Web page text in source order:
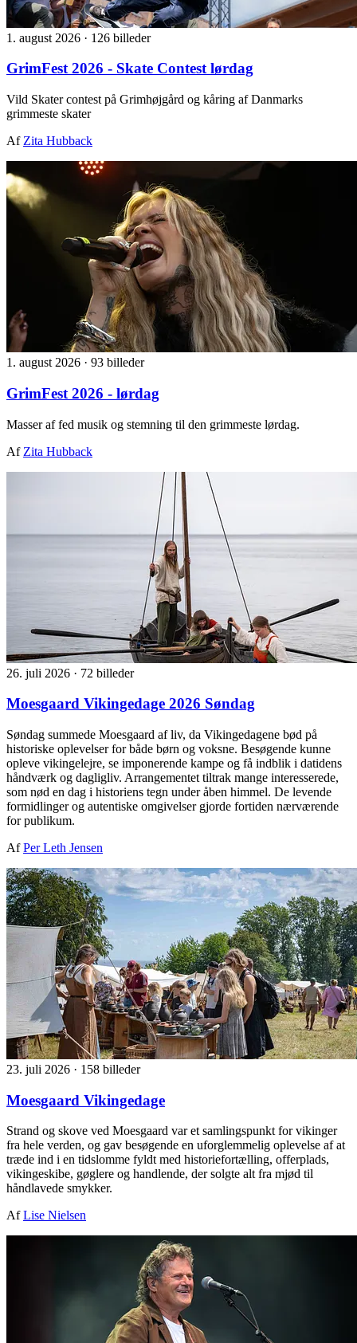
1. august 2026 · 126 billeder
GrimFest 2026 - Skate Contest lørdag
Vild Skater contest på Grimhøjgård og kåring af Danmarks
grimmeste skater
Af Zita Hubback
1. august 2026 · 93 billeder
GrimFest 2026 - lørdag
Masser af fed musik og stemning til den grimmeste lørdag.
Af Zita Hubback
26. juli 2026 · 72 billeder
Moesgaard Vikingedage 2026 Søndag
Søndag summede Moesgaard af liv, da Vikingedagene bød på
historiske oplevelser for både børn og voksne. Besøgende kunne
opleve vikingelejre, se imponerende kampe og få indblik i datidens
håndværk og dagligliv. Arrangementet tiltrak mange interesserede,
som nød en dag i historiens tegn under åben himmel. De levende
formidlinger og autentiske omgivelser gjorde fortiden nærværende
for publikum.
AfPer Leth Jensen
23. juli 2026 · 158 billeder
Moesgaard Vikingedage
Strand og skove ved Moesgaard var et samlingspunkt for vikinger
fra hele verden, og gav besøgende en uforglemmelig oplevelse af at
træde ind i en tidslomme fyldt med historiefortælling, offerplads,
vikingeskibe, gøglere og handlende, der solgte alt fra mjød til
håndlavede smykker.
AfLise Nielsen